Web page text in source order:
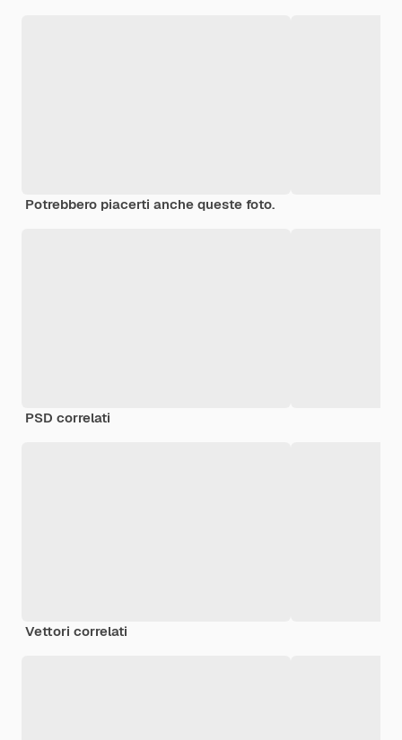
Potrebbero piacerti anche queste foto.
PSD correlati
Vettori correlati